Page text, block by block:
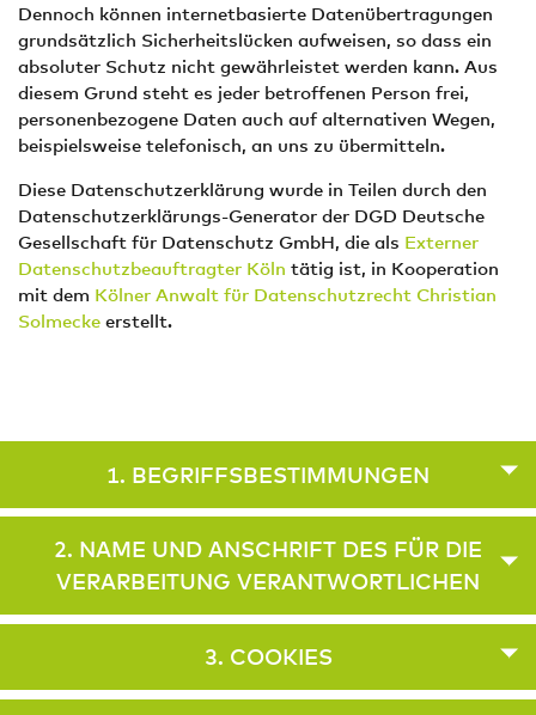
Dennoch können internetbasierte Datenübertragungen
grundsätzlich Sicherheitslücken aufweisen, so dass ein
absoluter Schutz nicht gewährleistet werden kann. Aus
diesem Grund steht es jeder betroffenen Person frei,
personenbezogene Daten auch auf alternativen Wegen,
beispielsweise telefonisch, an uns zu übermitteln.
Diese Datenschutzerklärung wurde in Teilen durch den
Datenschutzerklärungs-Generator der DGD Deutsche
Gesellschaft für Datenschutz GmbH, die als Externer
Datenschutzbeauftragter Köln tätig ist, in Kooperation
mit dem Kölner Anwalt für Datenschutzrecht Christian
Solmecke erstellt.
1. BEGRIFFSBESTIMMUNGEN
2. NAME UND ANSCHRIFT DES FÜR DIE
VERARBEITUNG VERANTWORTLICHEN
3. COOKIES